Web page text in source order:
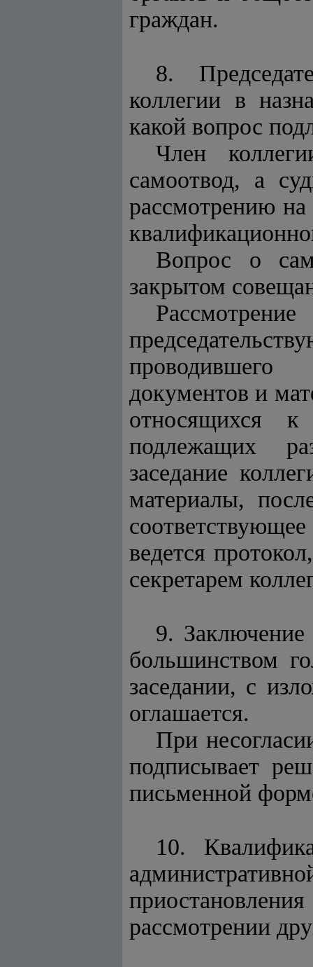
граждан.
8.
коллегии в
какой вопрос
Член
самоотвод, а
рассмотрению на
Вопрос о
закрытом
проводившего
документов и
относящихся
подлежащих
заседание
материалы,
ведется
секретарем
9.
большинством
заседании, с
оглашается.
При
подписывает
письменной
10.
рассмотрении